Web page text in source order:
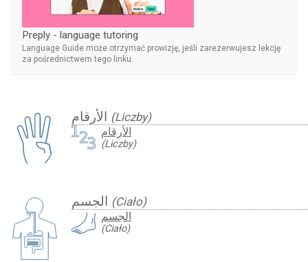
(Liczby)
الأرقام
(Liczby)
(Ciało)
الجسم
(Ciało)
Preply - language tutoring
Language Guide może otrzymać prowizję, jeśli zarezerwujesz lekcję
za pośrednictwem tego linku.